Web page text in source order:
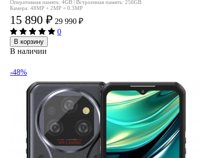
Оперативная память: 4GB | Встроенная память: 256GB
Камера: 48MP + 2MP + 0.3MP
15 890 ₽ 29 990 ₽
0
В корзину
В наличии
-48%